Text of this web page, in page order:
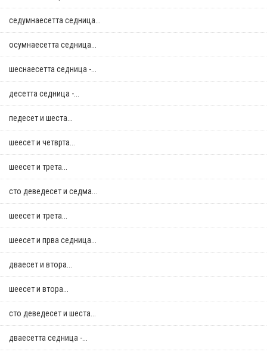
седумнаесетта седница...
осумнaесетта седница...
шеснаесетта седница -...
десетта седница -...
педесет и шеста...
шеесет и четврта...
шеесет и трета...
сто деведесет и седма...
шеесет и трета...
шеесет и прва седница...
дваесет и втора...
шеесет и втора...
сто деведесет и шеста...
дваесетта седница -...